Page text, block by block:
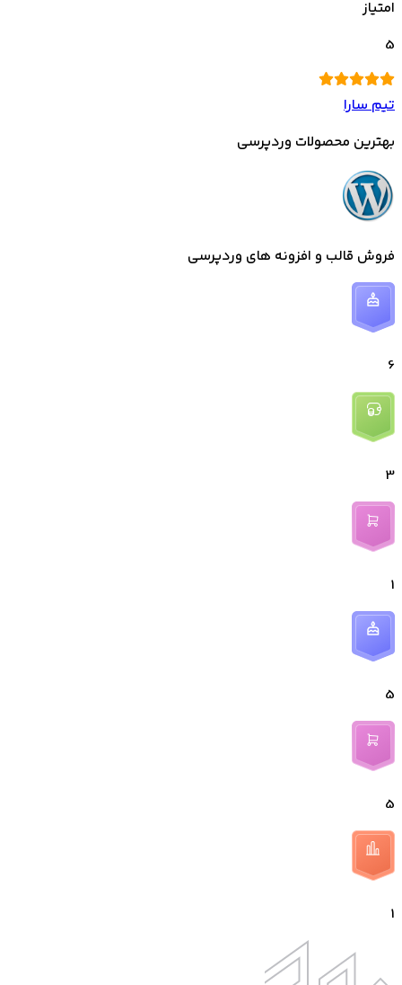
امتیاز
5
تیم سارا
بهترین محصولات وردپرسی
فروش قالب و افزونه های وردپرسی
6
3
1
5
5
1